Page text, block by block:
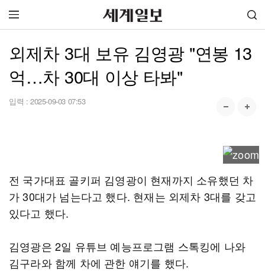
외제차 3대 보유 김영광 "연봉 13
억…차 30대 이상 타봐"
입력 : 2025-09-03 07:53
전 국가대표 골키퍼 김영광이 현재까지 소유했던 차
가 30대가 넘는다고 했다. 현재는 외제차 3대를 갖고
있다고 했다.
김영광은 2일 유튜브 예능프로그램 스톡킹에 나와
김구라와 함께 차에 관한 얘기를 했다.